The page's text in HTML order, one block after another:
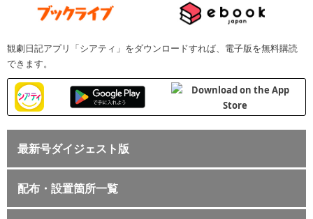
観劇日記アプリ「シアティ」をダウンロードすれば、電子版を無料購読
できます。
最新号ダイジェスト版
配布・設置箇所一覧